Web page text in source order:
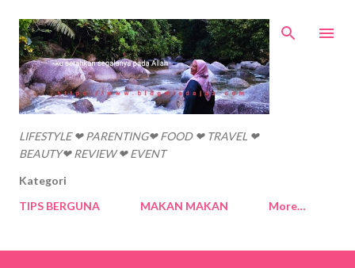
Skip to main content
LIFESTYLE ❤ PARENTING❤ FOOD ❤ TRAVEL ❤
BEAUTY❤ REVIEW ❤ EVENT
Kategori
TIPS BERGUNA
MAKAN MAKAN More…